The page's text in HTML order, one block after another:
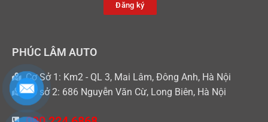
Đăng ký
PHÚC LÂM AUTO
Cơ Sở 1: Km2 - QL 3, Mai Lâm, Đông Anh, Hà Nội
Cơ sở 2: 686 Nguyễn Văn Cừ, Long Biên, Hà Nội